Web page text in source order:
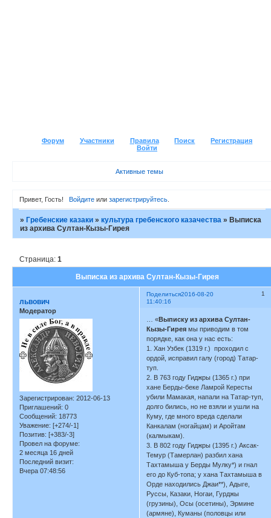
Форум Участники Правила Поиск
Регистрация
Войти
Активные темы
Привет, Гость! Войдитеили зарегистрируйтесь.
»Гребенские казаки »культура гребенского казачества »Выписка
из архива Султан-Кызы-Гирея
Выписка из архива Султан-Кызы-Гирея
Страница:1
Поделиться 1
2016-08-20
11:40:16
львович
Модератор
Зарегистрирован: 2012-06-13
Приглашений: 0
Сообщений: 18773
Уважение: [+274/-1]
Позитив: [+383/-3]
Провел на форуме:
2 месяца 16 дней
Последний визит:
Вчера 07:48:56
… «Выписку из архива Султан-
Кызы-Гирея мы приводим в том
порядке, как она у нас есть:
1. Хан Узбек (1319 г.) проходил с
ордой, исправил галу (город) Татар-
туп.
2. В 763 году Гиджры (1365 г.) при
хане Берды-беке Ламрой Кересты
убили Мамакая, напали на Татар-туп,
долго бились, но не взяли и ушли на
Куму, где много вреда сделали
Канкалам (ногайцам) и Аройтам
(калмыкам).
3. В 802 году Гиджры (1395 г.) Аксак-
Темур (Тамерлан) разбил хана
Тахтамыша у Берды Мулку*) и гнал
его до Куб-топа; у хана Тахтамыша в
Орде находились Джаи**), Адыге,
Руссы, Казаки, Ногаи, Гурджы
(грузины), Осы (осетины), Эрмине
(армяне), Куманы (половцы или